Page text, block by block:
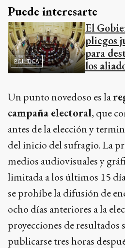
Puede interesarte
POLÍTICA
El
pliegos
para
los
Un punto novedoso es la
campaña electoral, que
antes de la elección y
del inicio del sufragio. La
medios audiovisuales y
limitada a los últimos 15
se prohíbe la difusión de
ocho días anteriores a la
proyecciones de resultados
publicarse tres horas